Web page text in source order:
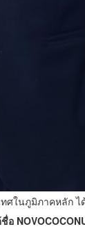
ในภูมิภาคหลัก ไ
อ